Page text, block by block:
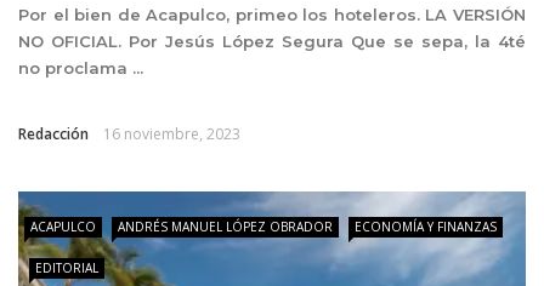
Por el bien de Acapulco, primeo los hoteleros. LA VERSIÓN
NO OFICIAL. Por Jesús López Segura Que se sepa, la 4té
no proclama ...
Redacción 16 noviembre, 2023
ACAPULCO ANDRÉS MANUEL LÓPEZ OBRADOR ECONOMÍA Y FINANZAS
EDITORIAL